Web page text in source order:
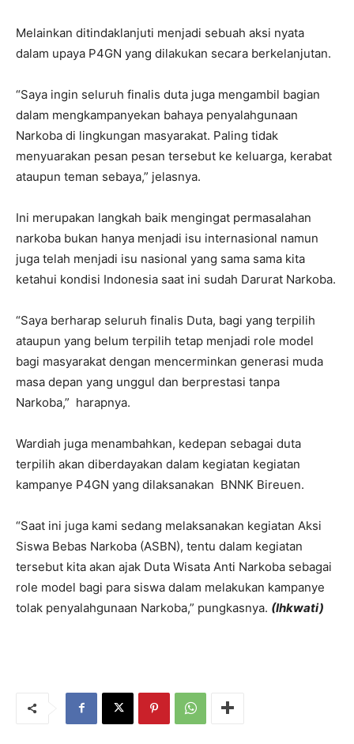
Melainkan ditindaklanjuti menjadi sebuah aksi nyata
dalam upaya P4GN yang dilakukan secara berkelanjutan.
“Saya ingin seluruh finalis duta juga mengambil bagian
dalam mengkampanyekan bahaya penyalahgunaan
Narkoba di lingkungan masyarakat. Paling tidak
menyuarakan pesan pesan tersebut ke keluarga, kerabat
ataupun teman sebaya,” jelasnya.
Ini merupakan langkah baik mengingat permasalahan
narkoba bukan hanya menjadi isu internasional namun
juga telah menjadi isu nasional yang sama sama kita
ketahui kondisi Indonesia saat ini sudah Darurat Narkoba.
“Saya berharap seluruh finalis Duta, bagi yang terpilih
ataupun yang belum terpilih tetap menjadi role model
bagi masyarakat dengan mencerminkan generasi muda
masa depan yang unggul dan berprestasi tanpa
Narkoba,” harapnya.
Wardiah juga menambahkan, kedepan sebagai duta
terpilih akan diberdayakan dalam kegiatan kegiatan
kampanye P4GN yang dilaksanakan BNNK Bireuen.
“Saat ini juga kami sedang melaksanakan kegiatan Aksi
Siswa Bebas Narkoba (ASBN), tentu dalam kegiatan
tersebut kita akan ajak Duta Wisata Anti Narkoba sebagai
role model bagi para siswa dalam melakukan kampanye
tolak penyalahgunaan Narkoba,” pungkasnya. (Ihkwati)